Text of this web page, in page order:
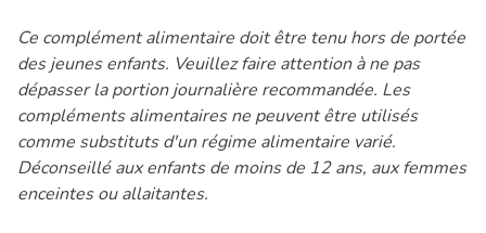
Ce complément alimentaire doit être tenu hors de portée
des jeunes enfants. Veuillez faire attention à ne pas
dépasser la portion journalière recommandée. Les
compléments alimentaires ne peuvent être utilisés
comme substituts d'un régime alimentaire varié.
Déconseillé aux enfants de moins de 12 ans, aux femmes
enceintes ou allaitantes.